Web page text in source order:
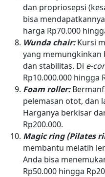
dan propriosepsi
bisa
harga Rp70.000
Wunda chair:Kursi
yang memungkinkan
dan stabilitas. Di e-
Rp10.000.000 hingga
Foam roller:
pelemasan otot, dan
Harganya berkisar
Rp200.000.
Magic ring (Pilates
membantu melatih
Anda bisa
Rp50.000 hingga